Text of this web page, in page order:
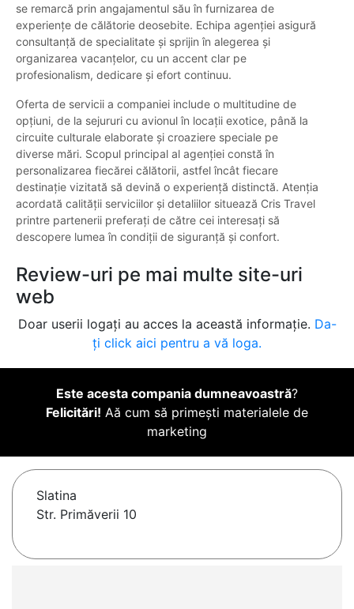
se remarcă prin angajamentul său în furnizarea de
experiențe de călătorie deosebite. Echipa agenției asigură
consultanță de specialitate și sprijin în alegerea și
organizarea vacanțelor, cu un accent clar pe
profesionalism, dedicare și efort continuu.
Oferta de servicii a companiei include o multitudine de
opțiuni, de la sejururi cu avionul în locații exotice, până la
circuite culturale elaborate și croaziere speciale pe
diverse mări. Scopul principal al agenției constă în
personalizarea fiecărei călătorii, astfel încât fiecare
destinație vizitată să devină o experiență distinctă. Atenția
acordată calității serviciilor și detaliilor situează Cris Travel
printre partenerii preferați de către cei interesați să
descopere lumea în condiții de siguranță și confort.
Review-uri pe mai multe site-uri
web
Doar userii logați au acces la această informație. Da-
ți click aici pentru a vă loga.
Este acesta compania dumneavoastră?
Felicitări! Aă cum să primești materialele de
marketing
Slatina
Str. Primăverii 10